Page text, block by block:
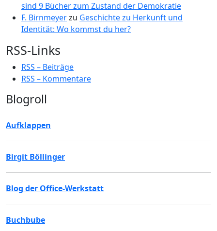
sind 9 Bücher zum Zustand der Demokratie
F. Birnmeyerzu Geschichte zu Herkunft und
Identität: Wo kommst du her?
RSS-Links
RSS – Beiträge
RSS – Kommentare
Blogroll
Aufklappen
Birgit Böllinger
Blog der Office-Werkstatt
Buchbube